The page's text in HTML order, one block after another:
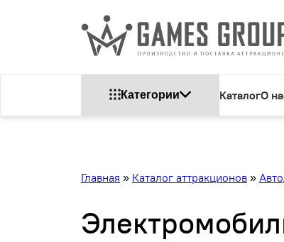
Категории КаталогО
Главная » Каталог аттракционов »